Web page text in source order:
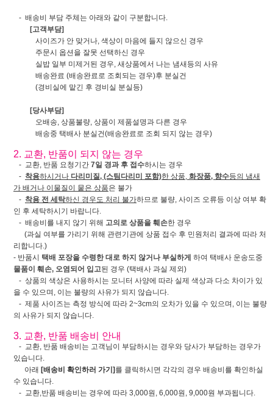
- 배송비 부담 주체는 아래와 같이 구분합니다.
[고객부담]
사이즈가 안 맞거나, 색상이 마음에 들지 않으신 경우
주문시 옵션을 잘못 선택하신 경우
실밥 일부 미제거된 경우, 새상품에서 나는 냄새등의 사유
배송완료 (배송완료로 조회되는 경우)후 분실건
(경비실에 맡긴 후 경비실 분실등)
[당사부담]
오배송, 상품불량, 상품이 제품설명과 다른 경우
배송중 택배사 분실건(배송완료로 조회 되지 않는 경우)
2. 교환, 반품이 되지 않는 경우
- 교환, 반품 요청기간 7일 경과 후 접수하시는 경우
- 착용하시거나 다리미질, (스팀다리미 포함)한 상품, 화장품, 향수등의 냄새
가 배거나 이물질이 뭍은 상품은 불가
- 착용 전 세탁하신 경우도 처리 불가하므로 불량, 사이즈 오류등 이상 여부 확
인 후 세탁하시기 바랍니다.
- 배송비를 내지 않기 위해 고의로 상품을 훼손한 경우
(과실 여부를 가리기 위해 관련기관에 상품 접수 후 민원처리 결과에 따라 처
리합니다.)
- 반품시 택배 포장을 수령한 대로 하지 않거나 부실하게 하여 택배사 운송도중
물품이 훼손, 오염되어 입고된 경우 (택배사 과실 제외)
- 상품의 색상은 사용하시는 모니터 사양에 따라 실제 색상과 다소 차이가 있
을 수 있으며, 이는 불량의 사유가 되지 않습니다.
- 제품 사이즈는 측정 방식에 따라 2~3cm의 오차가 있을 수 있으며, 이는 불량
의 사유가 되지 않습니다.
3. 교환, 반품 배송비 안내
- 교환, 반품 배송비는 고객님이 부담하시는 경우와 당사가 부담하는 경우가
있습니다.
아래 [배송비 확인하러 가기] 를 클릭하시면 각각의 경우 배송비를 확인하실
수 있습니다.
- 교환,반품 배송비는 경우에 따라 3,000원, 6,000원, 9,000원 부과됩니다.